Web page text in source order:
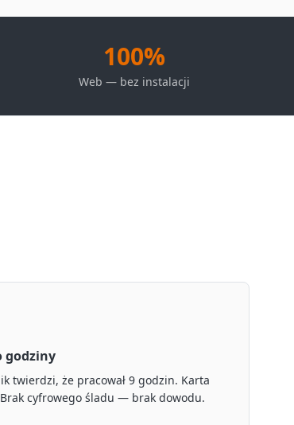
100%
Web — bez instalacji
godziny
twierdzi, że pracował 9 godzin. Karta
cyfrowego śladu — brak dowodu.